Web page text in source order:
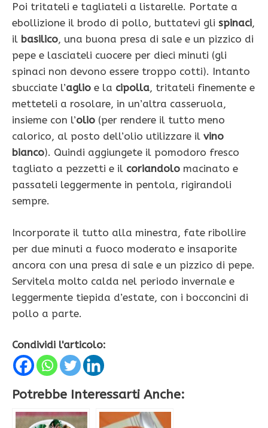
Poi tritateli e tagliateli a listarelle. Portate a
ebollizione il brodo di pollo, buttatevi gli spinaci,
il basilico, una buona presa di sale e un pizzico di
pepe e lasciateli cuocere per dieci minuti (gli
spinaci non devono essere troppo cotti). Intanto
sbucciate l’aglio e la cipolla, tritateli finemente e
metteteli a rosolare, in un’altra casseruola,
insieme con l’olio (per rendere il tutto meno
calorico, al posto dell’olio utilizzare il vino
bianco). Quindi aggiungete il pomodoro fresco
tagliato a pezzetti e il coriandolo macinato e
passateli leggermente in pentola, rigirandoli
sempre.
Incorporate il tutto alla minestra, fate ribollire
per due minuti a fuoco moderato e insaporite
ancora con una presa di sale e un pizzico di pepe.
Servitela molto calda nel periodo invernale e
leggermente tiepida d’estate, con i bocconcini di
pollo a parte.
Condividi l'articolo:
Potrebbe Interessarti Anche: